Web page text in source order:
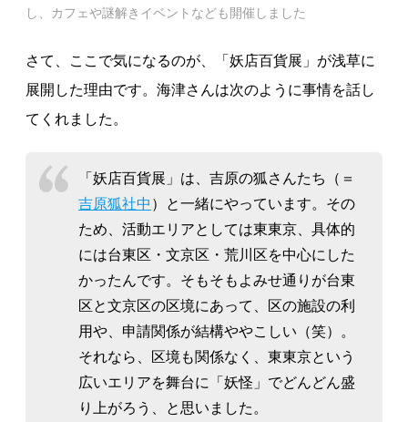
し、カフェや謎解きイベントなども開催しました
さて、ここで気になるのが、「妖店百貨展」が浅草に
展開した理由です。海津さんは次のように事情を話し
てくれました。
「妖店百貨展」は、吉原の狐さんたち（＝
吉原狐社中 ）と一緒にやっています。その
ため、活動エリアとしては東東京、具体的
には台東区・文京区・荒川区を中心にした
かったんです。そもそもよみせ通りが台東
区と文京区の区境にあって、区の施設の利
用や、申請関係が結構ややこしい（笑）。
それなら、区境も関係なく、東東京という
広いエリアを舞台に「妖怪」でどんどん盛
り上がろう、と思いました。